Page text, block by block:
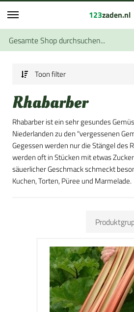
123zaden.nl
Toon filter
Rhabarber
Rhabarber ist ein sehr gesundes
Niederlanden zu den "vergessenen
Gegessen werden nur die Stängel des
werden oft in Stücken mit etwas
säuerlicher Geschmack schmeckt
Kuchen, Torten, Püree und Marmelade.